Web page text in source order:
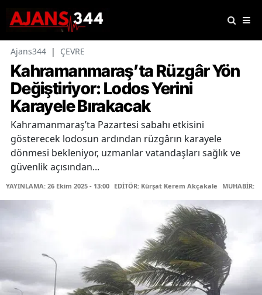
Ajans344 | ÇEVRE
Kahramanmaraş’ta Rüzgâr Yön
Değiştiriyor: Lodos Yerini
Karayele Bırakacak
Kahramanmaraş’ta Pazartesi sabahı etkisini
gösterecek lodosun ardından rüzgârın karayele
dönmesi bekleniyor, uzmanlar vatandaşları sağlık ve
güvenlik açısından...
YAYINLAMA: 26 Ekim 2025 - 13:00 EDİTÖR: Kürşat Kerem Akçakale MUHABİR: